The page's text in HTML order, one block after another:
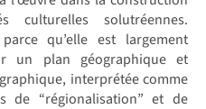
culturelles solutréennes.
qu’elle est largement
un plan géographique et
interprétée comme
de “régionalisation” et de